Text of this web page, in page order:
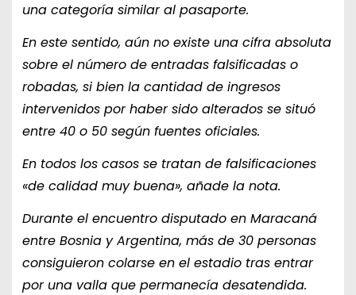
una categoría similar al pasaporte.
En este sentido, aún no existe una cifra absoluta
sobre el número de entradas falsificadas o
robadas, si bien la cantidad de ingresos
intervenidos por haber sido alterados se situó
entre 40 o 50 según fuentes oficiales.
En todos los casos se tratan de falsificaciones
«de calidad muy buena», añade la nota.
Durante el encuentro disputado en Maracaná
entre Bosnia y Argentina, más de 30 personas
consiguieron colarse en el estadio tras entrar
por una valla que permanecía desatendida.